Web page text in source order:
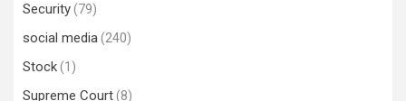
Security(79)
social media(240)
Stock(1)
Supreme Court(8)